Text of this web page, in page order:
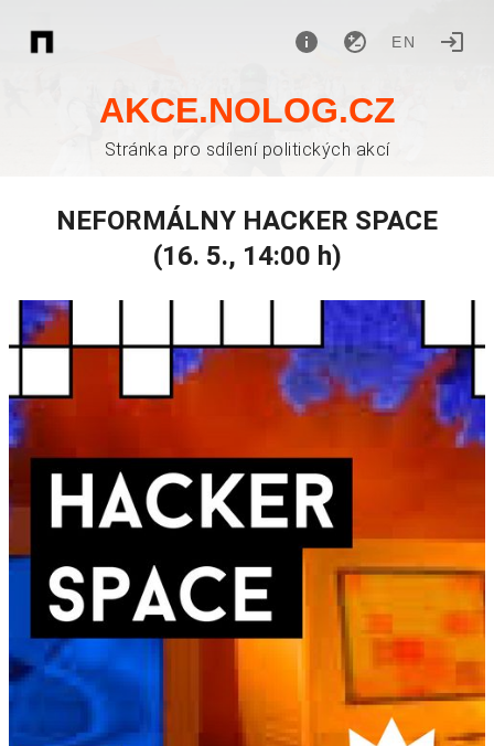
EN
AKCE.NOLOG.CZ
Stránka pro sdílení politických akcí
NEFORMÁLNY HACKER SPACE
(16. 5., 14:00 h)